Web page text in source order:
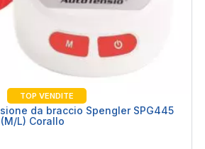
TOP VENDITE
da braccio Spengler SPG445
L) Corallo